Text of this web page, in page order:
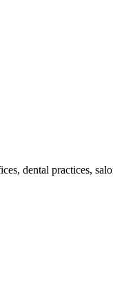
dental practices,